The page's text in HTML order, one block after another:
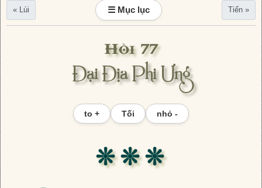
« Lùi ☰ Mục lục Tiến »
Hồi 77
Đại Địa Phi Ưng
to + Tối nhỏ -
❊ ❊ ❊